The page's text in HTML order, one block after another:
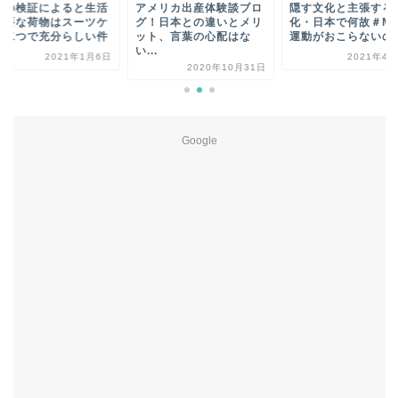
の検証によると生活
要な荷物はスーツケ
二つで充分らしい件
2021年1月6日
アメリカ出産体験談ブロ
グ！日本との違いとメリ
ット、言葉の心配はな
い...
2020年10月31日
隠す文化と主張する
化・日本で何故＃
運動がおこらないの
2021年4
Google